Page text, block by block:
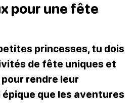
pour une fête
princesses, tu dois
de fête uniques et
rendre leur
que les aventures